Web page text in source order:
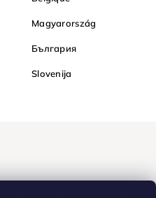
Magyarország
България
Slovenija